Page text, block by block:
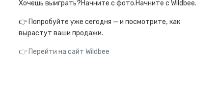
Хочешь выиграть?Начните с фото.Начните с Wildbee.
👉 Попробуйте уже сегодня — и посмотрите, как
вырастут ваши продажи.
👉 Перейти на сайт Wildbee